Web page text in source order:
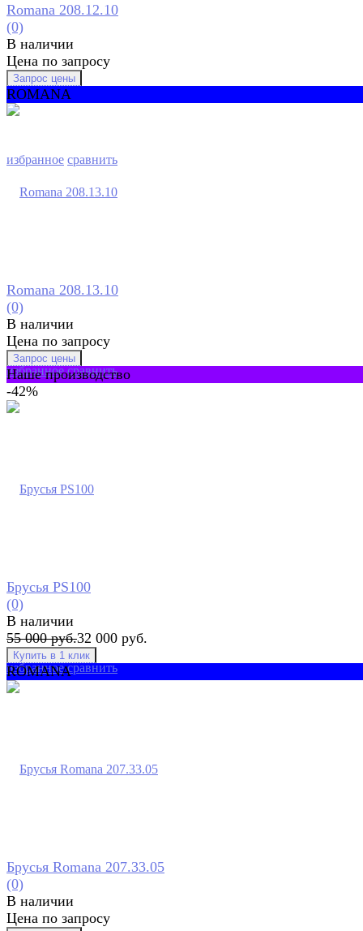
избранное сравнить
Romana 208.12.10
(0)
В наличии
Цена по запросу
ROMANA
избранное сравнить
Romana 208.13.10
(0)
В наличии
Цена по запросу
Наше производство
-42%
избранное сравнить
Брусья PS100
(0)
В наличии
55 000 руб.32 000 руб.
ROMANA
Брусья Romana 207.33.05
(0)
В наличии
Цена по запросу